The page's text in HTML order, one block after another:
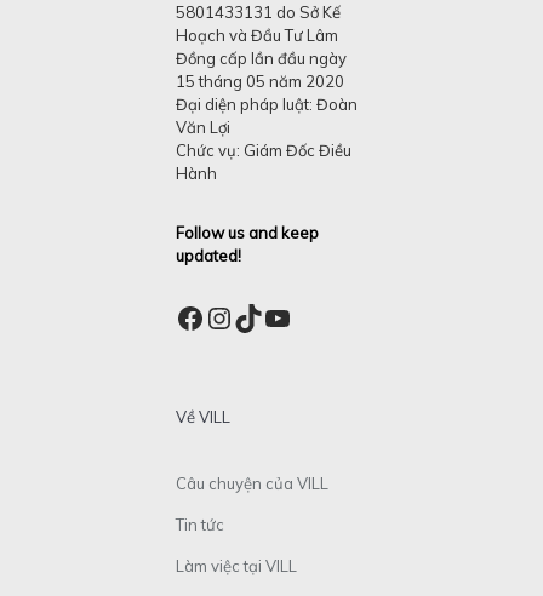
5801433131 do Sở Kế
Hoạch và Đầu Tư Lâm
Đồng cấp lần đầu ngày
15 tháng 05 năm 2020
Đại diện pháp luật: Đoàn
Văn Lợi
Chức vụ: Giám Đốc Điều
Hành
Follow us and keep
updated!
Facebook
Instagram
TikTok
YouTube
Về VILL
Câu chuyện của VILL
Tin tức
Làm việc tại VILL